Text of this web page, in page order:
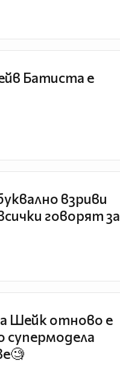
Батиста е
взриви
говорят за
Шейк отново е